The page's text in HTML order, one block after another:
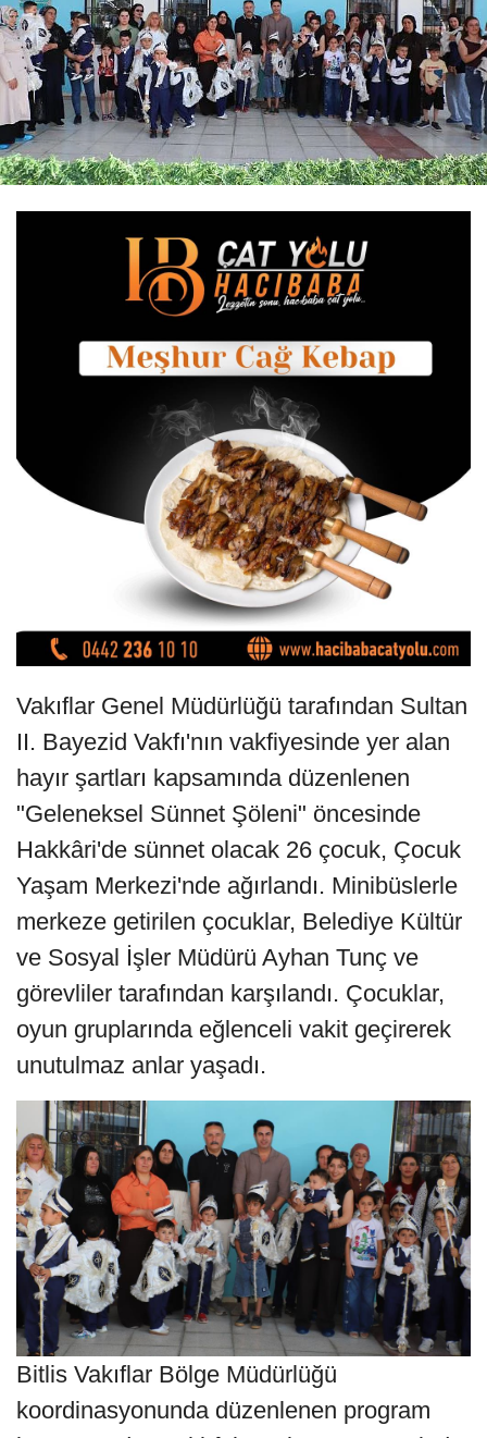
Vakıflar Genel Müdürlüğü tarafından Sultan
II. Bayezid Vakfı'nın vakfiyesinde yer alan
hayır şartları kapsamında düzenlenen
"Geleneksel Sünnet Şöleni" öncesinde
Hakkâri'de sünnet olacak 26 çocuk, Çocuk
Yaşam Merkezi'nde ağırlandı. Minibüslerle
merkeze getirilen çocuklar, Belediye Kültür
ve Sosyal İşler Müdürü Ayhan Tunç ve
görevliler tarafından karşılandı. Çocuklar,
oyun gruplarında eğlenceli vakit geçirerek
unutulmaz anlar yaşadı.
Bitlis Vakıflar Bölge Müdürlüğü
koordinasyonunda düzenlenen program